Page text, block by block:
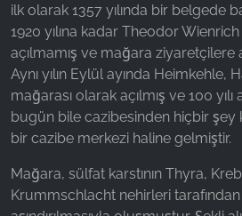
ilk olarak 1357 yılında bir belgede
1920 yılına kadar Theodor
açılmamış ve mağara ziyaretçilere
Aynı yılın Eylül ayında Heimkehle,
mağarası olarak açılmış ve 100
bugün bile cazibesinden hiçbir
bir cazibe merkezi haline gelmiştir.
Mağara, sülfat karstının Thyra,
Krummschlacht nehirleri